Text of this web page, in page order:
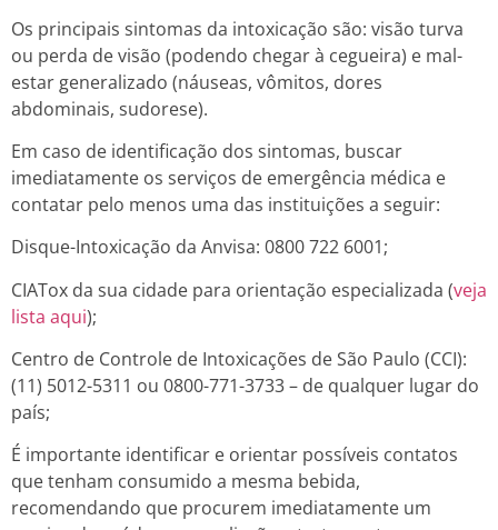
Os principais sintomas da intoxicação são: visão turva
ou perda de visão (podendo chegar à cegueira) e mal-
estar generalizado (náuseas, vômitos, dores
abdominais, sudorese).
Em caso de identificação dos sintomas, buscar
imediatamente os serviços de emergência médica e
contatar pelo menos uma das instituições a seguir:
Disque-Intoxicação da Anvisa: 0800 722 6001;
CIATox da sua cidade para orientação especializada (veja
lista aqui);
Centro de Controle de Intoxicações de São Paulo (CCI):
(11) 5012-5311 ou 0800-771-3733 – de qualquer lugar do
país;
É importante identificar e orientar possíveis contatos
que tenham consumido a mesma bebida,
recomendando que procurem imediatamente um